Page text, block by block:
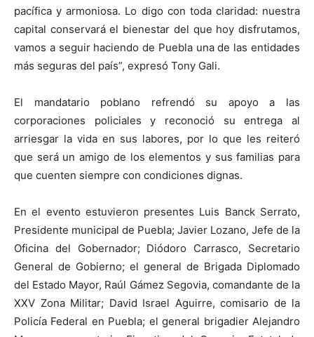
pacífica y armoniosa. Lo digo con toda claridad: nuestra
capital conservará el bienestar del que hoy disfrutamos,
vamos a seguir haciendo de Puebla una de las entidades
más seguras del país”, expresó Tony Gali.
El mandatario poblano refrendó su apoyo a las
corporaciones policiales y reconoció su entrega al
arriesgar la vida en sus labores, por lo que les reiteró
que será un amigo de los elementos y sus familias para
que cuenten siempre con condiciones dignas.
En el evento estuvieron presentes Luis Banck Serrato,
Presidente municipal de Puebla; Javier Lozano, Jefe de la
Oficina del Gobernador; Diódoro Carrasco, Secretario
General de Gobierno; el general de Brigada Diplomado
del Estado Mayor, Raúl Gámez Segovia, comandante de la
XXV Zona Militar; David Israel Aguirre, comisario de la
Policía Federal en Puebla; el general brigadier Alejandro